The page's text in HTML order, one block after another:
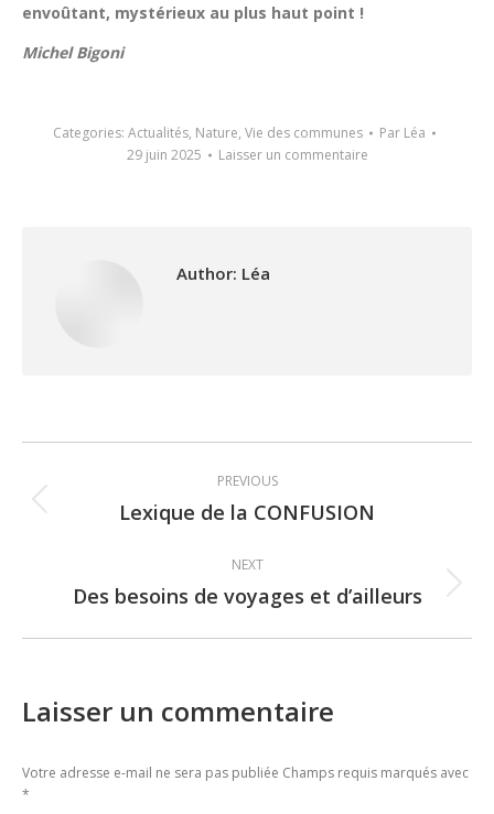
envoûtant, mystérieux au plus haut point !
Michel Bigoni
Categories: Actualités, Nature, Vie des communes Par Léa
29 juin 2025
Laisser un commentaire
Author: Léa
navigation
PREVIOUS
Previous
Lexique de la CONFUSION
NEXT
Next
Des besoins de voyages et d’ailleurs
Laisser un commentaire
Votre adresse e-mail ne sera pas publiée Champs requis marqués avec
*